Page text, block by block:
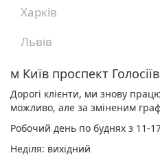
Харків
Львів
м Київ проспект
Дорогі клієнти, ми знову
можливо, але за зміненим
Робочий день по буднях з 11-
Неділя: вихідний